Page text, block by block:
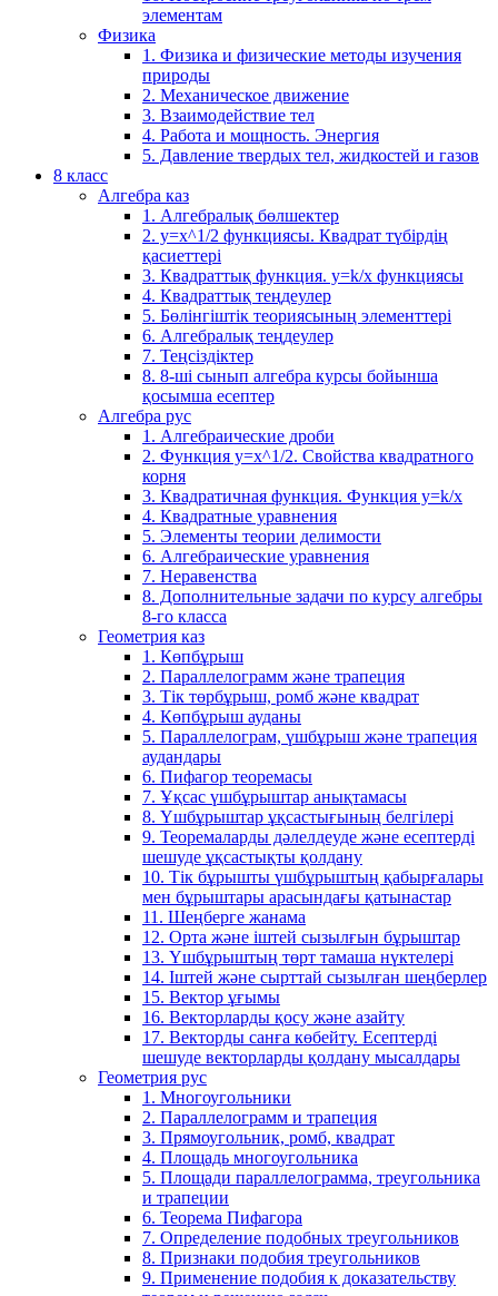
элементам
Физика
1. Физика и физические методы изучения
природы
2. Механическое движение
3. Взаимодействие тел
4. Работа и мощность. Энергия
5. Давление твердых тел, жидкостей и газов
8 класс
Алгебра каз
1. Алгебралық бөлшектер
2. у=х^1/2 функциясы. Квадрат түбірдің
қасиеттері
3. Квадраттық функция. у=k/x функциясы
4. Квадраттық теңдеулер
5. Бөлінгіштік теориясының элементтері
6. Алгебралық теңдеулер
7. Теңсіздіктер
8. 8-ші сынып алгебра курсы бойынша
қосымша есептер
Алгебра рус
1. Алгебраические дроби
2. Функция y=x^1/2. Свойства квадратного
корня
3. Квадратичная функция. Функция у=k/x
4. Квадратные уравнения
5. Элементы теории делимости
6. Алгебраические уравнения
7. Неравенства
8. Дополнительные задачи по курсу алгебры
8-го класса
Геометрия каз
1. Көпбұрыш
2. Параллелограмм және трапеция
3. Тік төрбұрыш, ромб және квадрат
4. Көпбұрыш ауданы
5. Параллелограм, үшбұрыш және трапеция
аудандары
6. Пифагор теоремасы
7. Ұқсас үшбұрыштар анықтамасы
8. Үшбұрыштар ұқсастығының белгілері
9. Теоремаларды дәлелдеуде және есептерді
шешуде ұқсастықты қолдану
10. Тік бұрышты үшбұрыштың қабырғалары
мен бұрыштары арасындағы қатынастар
11. Шеңберге жанама
12. Орта және іштей сызылғын бұрыштар
13. Үшбұрыштың төрт тамаша нүктелері
14. Іштей және сырттай сызылған шеңберлер
15. Вектор ұғымы
16. Векторларды қосу және азайту
17. Векторды санға көбейту. Есептерді
шешуде векторларды қолдану мысалдары
Геометрия рус
1. Многоугольники
2. Параллелограмм и трапеция
3. Прямоугольник, ромб, квадрат
4. Площадь многоугольника
5. Площади параллелограмма, треугольника
и трапеции
6. Теорема Пифагора
7. Определение подобных треугольников
8. Признаки подобия треугольников
9. Применение подобия к доказательству